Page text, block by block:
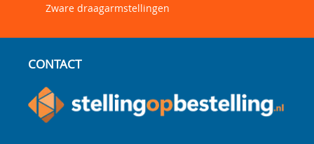
Zware draagarmstellingen
CONTACT